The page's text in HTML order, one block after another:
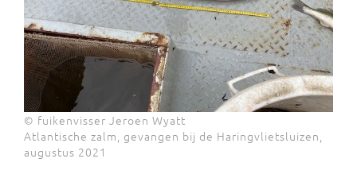
© fuikenvisser Jeroen Wyatt
Atlantische zalm, gevangen bij de Haringvlietsluizen,
augustus 2021